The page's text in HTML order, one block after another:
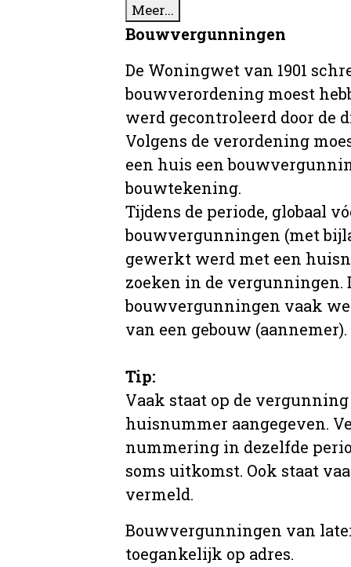
Meer...
Bouwvergunningen
De Woningwet van 1901
bouwverordening moest
werd gecontroleerd door de
Volgens de verordening
een huis een
bouwtekening.
Tijdens de periode, globaal
bouwvergunningen (met
gewerkt werd met een
zoeken in de vergunningen.
bouwvergunningen vaak
van een gebouw (aannemer).
Tip:
Vaak staat op de
huisnummer aangegeven.
nummering in dezelfde
soms uitkomst. Ook staat
vermeld.
Bouwvergunningen van
toegankelijk op adres.